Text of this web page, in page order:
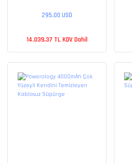
295,00 USD
14.039,37 TL KDV Dahil